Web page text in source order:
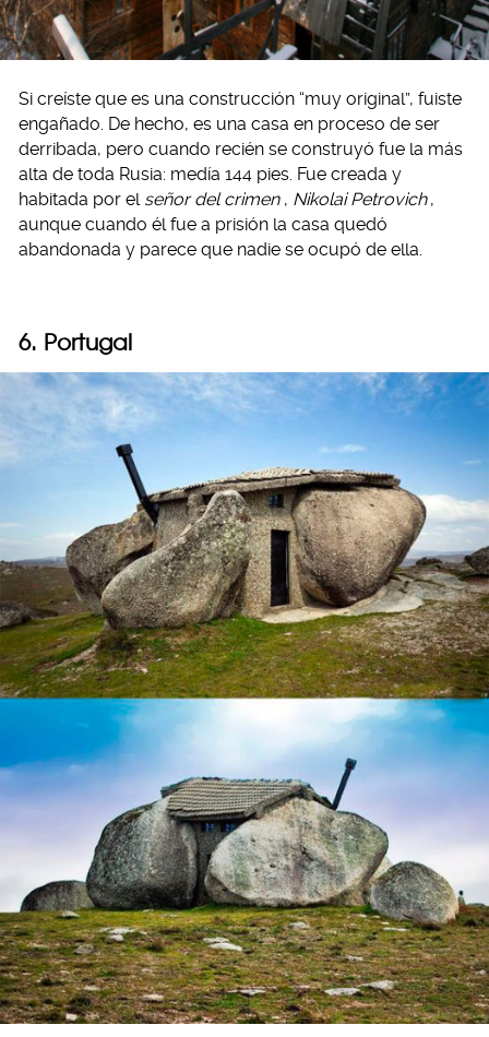
Si creíste que es una construcción “muy original”, fuiste
engañado. De hecho, es una casa en proceso de ser
derribada, pero cuando recién se construyó fue la más
alta de toda Rusia: medía 144 pies. Fue creada y
habitada por el señor del crimen , Nikolai Petrovich ,
aunque cuando él fue a prisión la casa quedó
abandonada y parece que nadie se ocupó de ella.
6. Portugal